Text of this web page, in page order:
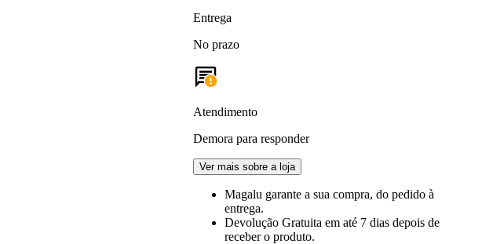
Entrega
No prazo
Atendimento
Demora para responder
Ver mais sobre a loja
Magalu garante a sua compra, do pedido à
entrega.
Devolução Gratuita em até 7 dias depois de
receber o produto.